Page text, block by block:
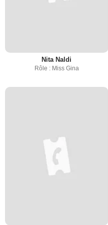
Nita Naldi
Rôle : Miss Gina